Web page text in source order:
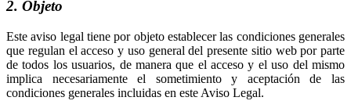
2. Objeto
Este aviso legal tiene por objeto establecer las condiciones generales
que regulan el acceso y uso general del presente sitio web por parte
de todos los usuarios, de manera que el acceso y el uso del mismo
implica necesariamente el sometimiento y aceptación de las
condiciones generales incluidas en este Aviso Legal.